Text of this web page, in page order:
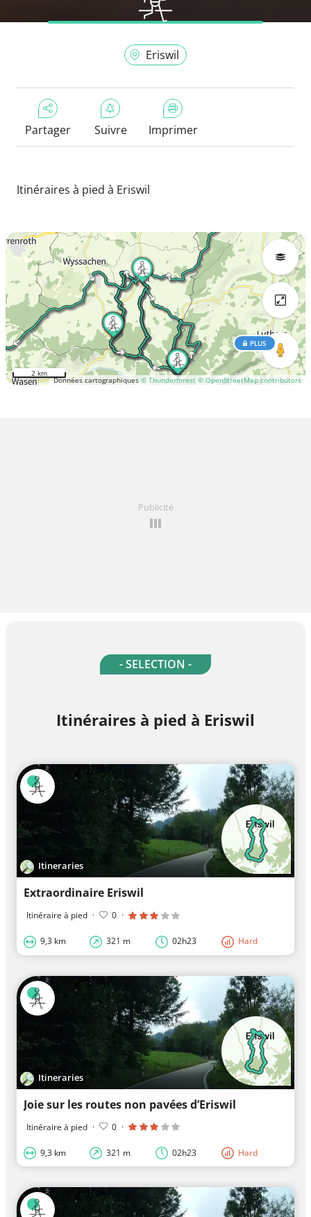
Eriswil
Partager Suivre Imprimer
Itinéraires à pied à Eriswil
Données cartographiques © Thunderforest © OpenStreetMap contributors
PLUS
2 km
Publicité
- SELECTION -
Itinéraires à pied à Eriswil
Itineraries
Extraordinaire Eriswil
Itinéraire à pied · 0 ·
9,3 km 321 m 02h23 Hard
Itineraries
Joie sur les routes non pavées d’Eriswil
Itinéraire à pied · 0 ·
9,3 km 321 m 02h23 Hard